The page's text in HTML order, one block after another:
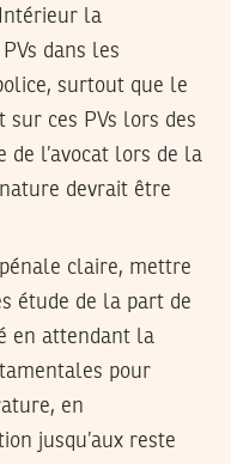
la
dans les
surtout que le
sur ces PVs lors des
de l’avocat lors de la
devrait être
pénale claire, mettre
étude de la part de
en attendant la
pour
en
jusqu’aux reste